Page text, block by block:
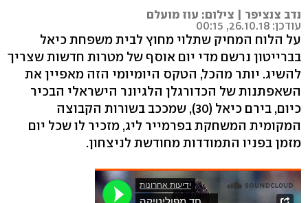
נדב צנציפר | צילום: עוז מועלם
עודכן: 26.10.18, 00:15
על הלוח המחיק שתלוי מחוץ לבית משפחת כיאל
בברייטון נרשם מדי יום אוסף של מטרות חדשות שצריך
להשיג. יותר מהכל, הטקס היומיומי הזה מאפיין את
השאפתנות של הכדורגלן הלגיונר הישראלי הבכיר
כיום, בירם כיאל (30), שמככב בשורות הקבוצה
המקומית המשחקת בפרמייר ליג, מזכיר לו שכל יום
מזמן בפניו התמודדות מחודשת לניצחון.